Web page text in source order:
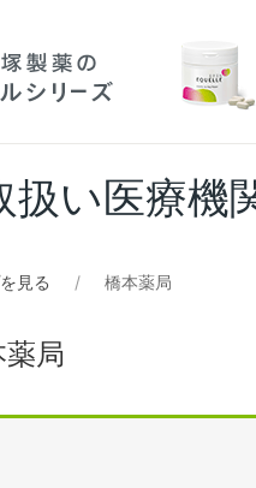
扱い医療機
見る 橋本薬局
局